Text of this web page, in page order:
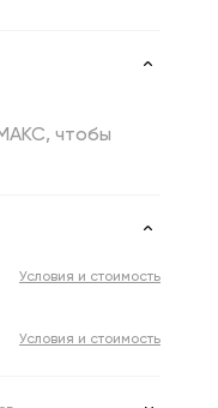
чтобы
Условия и стоимость
Условия и стоимость